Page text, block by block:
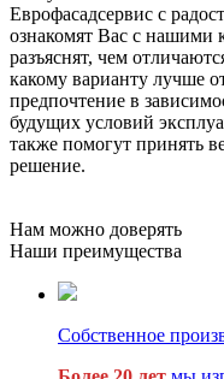
Еврофасадсервис с
ознакомят Вас с нашими
разъяснят, чем
какому варианту лучше
предпочтение в
будущих условий
также помогут принять
решение.
Нам можно доверять
Наши преимущества
Собственное